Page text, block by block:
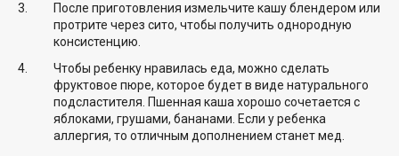
После приготовления измельчите кашу блендером или
протрите через сито, чтобы получить однородную
консистенцию.
Чтобы ребенку нравилась еда, можно сделать
фруктовое пюре, которое будет в виде натурального
подсластителя. Пшенная каша хорошо сочетается с
яблоками, грушами, бананами. Если у ребенка
аллергия, то отличным дополнением станет мед.